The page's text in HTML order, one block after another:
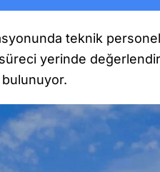
teknik
yerinde
bulunuyor.